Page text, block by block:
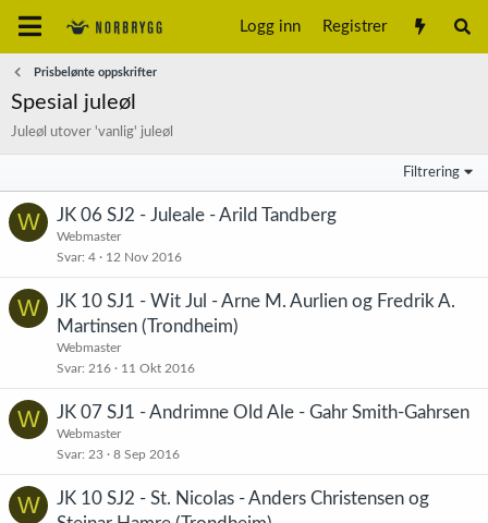
Logg inn Registrer
Prisbelønte oppskrifter
Spesial juleøl
Juleøl utover 'vanlig' juleøl
Filtrering
W JK 06 SJ2 - Juleale - Arild Tandberg
Webmaster
Svar 4 12 Nov 2016
W
JK 10 SJ1 - Wit Jul - Arne M. Aurlien og Fredrik A.
Martinsen (Trondheim)
Webmaster
Svar 216 11 Okt 2016
W JK 07 SJ1 - Andrimne Old Ale - Gahr Smith-Gahrsen
Webmaster
Svar 23 8 Sep 2016
W
JK 10 SJ2 - St. Nicolas - Anders Christensen og